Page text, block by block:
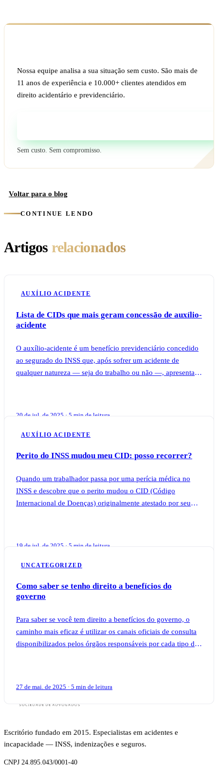
Nossa equipe analisa a sua situação sem custo. São mais de
11 anos de experiência e 10.000+ clientes atendidos em
direito acidentário e previdenciário.
Sem custo. Sem compromisso.
Voltar para o blog
CONTINUE LENDO
Artigos relacionados
AUXÍLIO ACIDENTE
Lista de CIDs que mais geram concessão de auxílio-
acidente
O auxílio-acidente é um benefício previdenciário concedido
ao segurado do INSS que, após sofrer um acidente de
qualquer natureza — seja do trabalho ou não —, apresenta
20 de jul. de 2025 · 5 min de leitura
AUXÍLIO ACIDENTE
Perito do INSS mudou meu CID: posso recorrer?
Quando um trabalhador passa por uma perícia médica no
INSS e descobre que o perito mudou o CID (Código
Internacional de Doenças) originalmente atestado por seu
19 de jul. de 2025 · 5 min de leitura
UNCATEGORIZED
Como saber se tenho direito a benefícios do
governo
Para saber se você tem direito a benefícios do governo, o
caminho mais eficaz é utilizar os canais oficiais de consulta
disponibilizados pelos órgãos responsáveis por cada tipo de
27 de mai. de 2025 · 5 min de leitura
Escritório fundado em 2015. Especialistas em acidentes e
incapacidade — INSS, indenizações e seguros.
CNPJ 24.895.043/0001-40